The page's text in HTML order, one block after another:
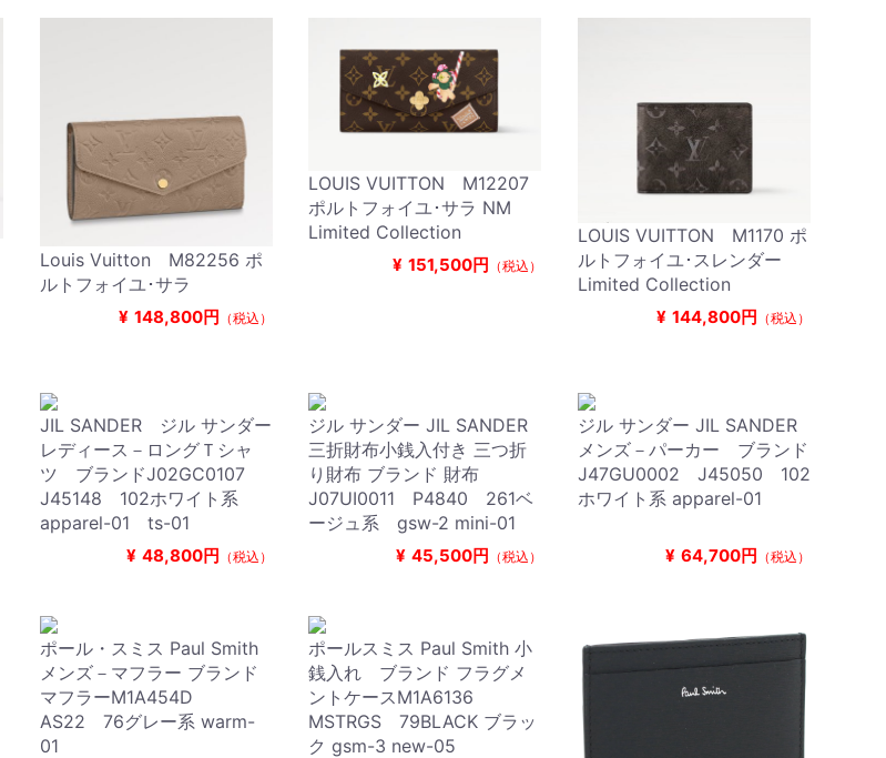
Louis Vuitton M82256 ポ
ルトフォイユ･サラ
¥ 148,800円 （税込）
LOUIS VUITTON M12207
ポルトフォイユ･サラ NM
Limited Collection
¥ 151,500円 （税込）
LOUIS VUITTON M1170 ポ
ルトフォイユ･スレンダー
Limited Collection
¥ 144,800円 （税込）
JIL SANDER ジル サンダー
レディース－ロングＴシャ
ツ ブランドJ02GC0107
J45148 102ホワイト系
apparel-01 ts-01
¥ 48,800円 （税込）
ジル サンダー JIL SANDER
三折財布小銭入付き 三つ折
り財布 ブランド 財布
J07UI0011 P4840 261ベ
ージュ系 gsw-2 mini-01
¥ 45,500円 （税込）
ジル サンダー JIL SANDER
メンズ－パーカー ブランド
J47GU0002 J45050 102
ホワイト系 apparel-01
¥ 64,700円 （税込）
ポール・スミス Paul Smith
メンズ－マフラー ブランド
マフラーM1A454D
AS22 76グレー系 warm-
01
ポールスミス Paul Smith 小
銭入れ ブランド フラグメ
ントケースM1A6136
MSTRGS 79BLACK ブラッ
ク gsm-3 new-05